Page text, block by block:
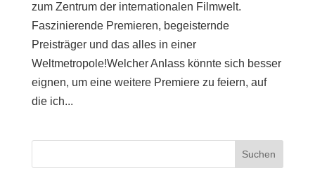
zum Zentrum der internationalen Filmwelt.
Faszinierende Premieren, begeisternde
Preisträger und das alles in einer
Weltmetropole!Welcher Anlass könnte sich besser
eignen, um eine weitere Premiere zu feiern, auf
die ich...